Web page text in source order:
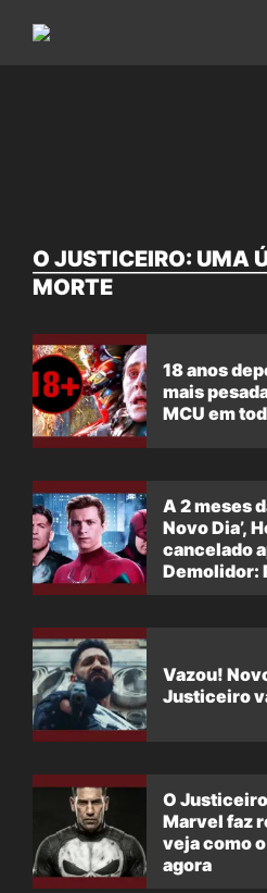
O JUSTICEIRO: UMA
MORTE
18 anos
mais
MCU em
A 2 meses
Novo Dia’,
cancelado
Demolidor:
Vazou!
Justiceiro
O
Marvel faz
veja como
agora